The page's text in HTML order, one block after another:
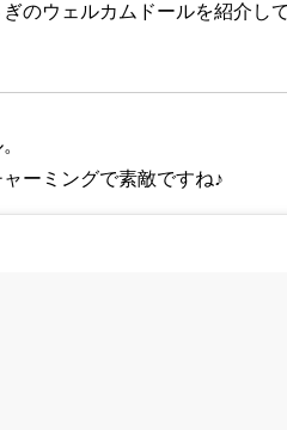
のウェルカムドールを紹介し
ーミングで素敵ですね♪